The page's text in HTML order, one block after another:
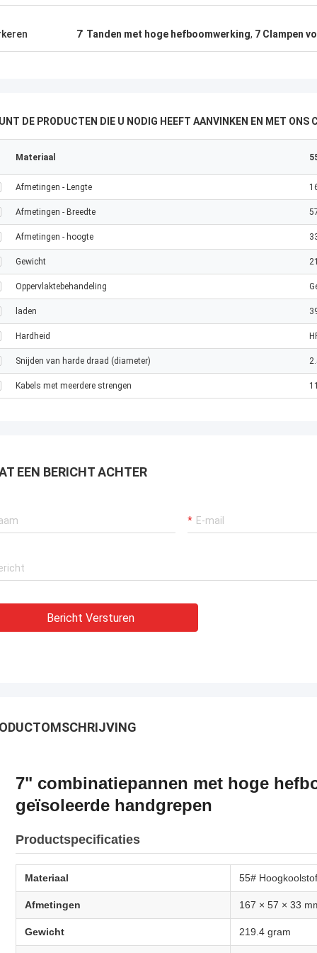
7 ̊ Tanden met hoge hefboomwerking, 7 Clampen
DE PRODUCTEN DIE U NODIG HEEFT AANVINKEN EN MET ONS
Materiaal
Afmetingen - Lengte
Afmetingen - Breedte
Afmetingen - hoogte
Gewicht
Oppervlaktebehandeling
laden
Hardheid
Snijden van harde draad (diameter)
Kabels met meerdere strengen
EEN BERICHT ACHTER
Bericht Versturen
7" combinatiepannen met hoge
geïsoleerde handgrepen
Productspecificaties
Materiaal 55#
Afmetingen 167 × 57 × 33
Gewicht 219.4 gram